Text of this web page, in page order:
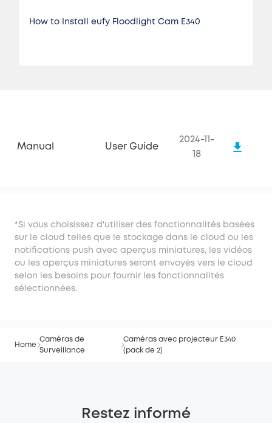
How to Install eufy Floodlight Cam E340
Manual User Guide
2024-11-
18
*Si vous choisissez d'utiliser des fonctionnalités basées
sur le cloud telles que le stockage dans le cloud ou les
notifications push avec aperçus miniatures, les vidéos
ou les aperçus miniatures seront envoyés vers le cloud
selon les besoins pour fournir les fonctionnalités
sélectionnées.
Home
Caméras de
Surveillance
Caméras avec projecteur E340
(pack de 2)
Restez informé